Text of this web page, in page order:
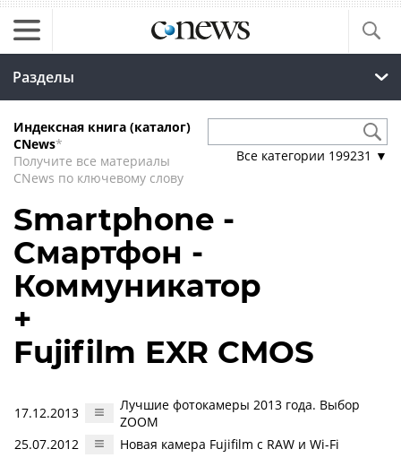
Разделы
Индексная книга (каталог)
CNews*
Получите все материалы
CNews по ключевому слову
Все категории 199231 ▼
Smartphone -
Смартфон -
Коммуникатор
+
Fujifilm EXR CMOS
17.12.2013
Лучшие фотокамеры 2013 года. Выбор
ZOOM
25.07.2012
Новая камера Fujifilm с RAW и Wi-Fi